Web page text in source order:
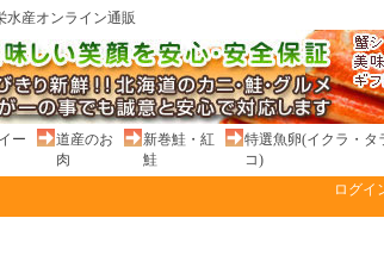
水産オンライン通販
ー
道産のお
肉
新巻鮭・紅
鮭
特選魚卵(イクラ・タ
コ)
ログイ